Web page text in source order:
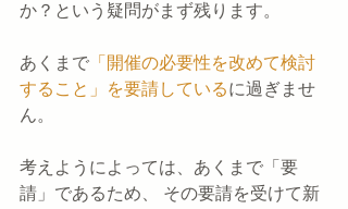
か？という疑問がまず残ります。
あくまで 「開催の必要性を改めて検討
すること」を要請しているに過ぎませ
ん。
考えようによっては、あくまで「要
請」であるため、 その要請を受けて新